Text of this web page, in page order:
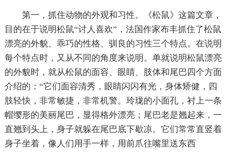
第一，抓住动物的外观和习性。《松鼠》这篇文章，
目的在于说明松鼠“讨人喜欢”，法国作家布丰抓住了松鼠
漂亮的外貌、乖巧的性格、驯良的习性三个特点。在说明
每个特点时，又从不同的角度来说明。单就说明松鼠漂亮
的外貌时，就从松鼠的面容、眼睛、肢体和尾巴四个方面
介绍的：“它们面容清秀，眼睛闪闪有光，身体矫健，四
肢轻快，非常敏捷，非常机警。玲珑的小面孔，衬上一条
帽缨形的美丽尾巴，显得格外漂亮；尾巴老是翘起来，一
直翘到头上，身子就躲在尾巴底下歇凉。它们常常直竖着
身子坐着，像人们用手一样，用前爪往嘴里送东西